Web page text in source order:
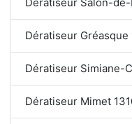
Dératiseur Gréasque
Dératiseur Simiane-
Dératiseur Mimet